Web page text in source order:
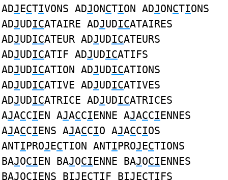
ADJECTIVONS ADJONCTION ADJONCTIONS
ADJUDICATAIRE ADJUDICATAIRES
ADJUDICATEUR ADJUDICATEURS
ADJUDICATIF ADJUDICATIFS
ADJUDICATION ADJUDICATIONS
ADJUDICATIVE ADJUDICATIVES
ADJUDICATRICE ADJUDICATRICES
AJACCIEN AJACCIENNE AJACCIENNES
AJACCIENS AJACCIO AJACCIOS
ANTIPROJECTION ANTIPROJECTIONS
BAJOCIEN BAJOCIENNE BAJOCIENNES
BAJOCIENS BIJECTIF BIJECTIFS